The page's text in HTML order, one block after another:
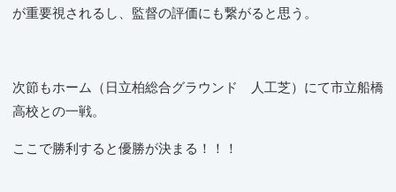
が重要視されるし、監督の評価にも繋がると思う。
次節もホーム（日立柏総合グラウンド 人工芝）にて市立船橋
高校との一戦。
ここで勝利すると優勝が決まる！！！